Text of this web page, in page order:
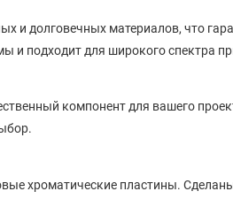
и долговечных материалов, что
и подходит для широкого спектра
компонент для вашего
хроматические пластины.